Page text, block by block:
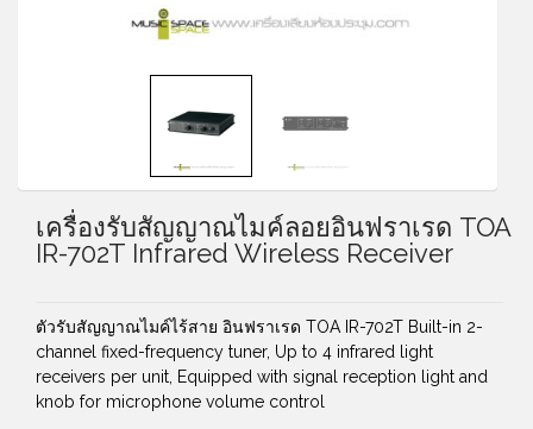
เครื่องรับสัญญาณไมค์ลอยอินฟราเรด TOA
IR-702T Infrared Wireless Receiver
ตัวรับสัญญาณไมค์ไร้สาย อินฟราเรด TOA IR-702T Built-in 2-
channel fixed-frequency tuner, Up to 4 infrared light
receivers per unit, Equipped with signal reception light and
knob for microphone volume control